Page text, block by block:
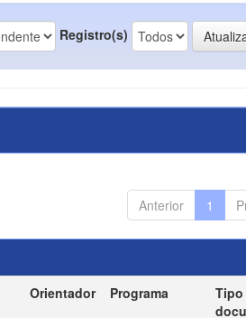
Registro(s)
Anterior 1
Orientador Programa
Tipo